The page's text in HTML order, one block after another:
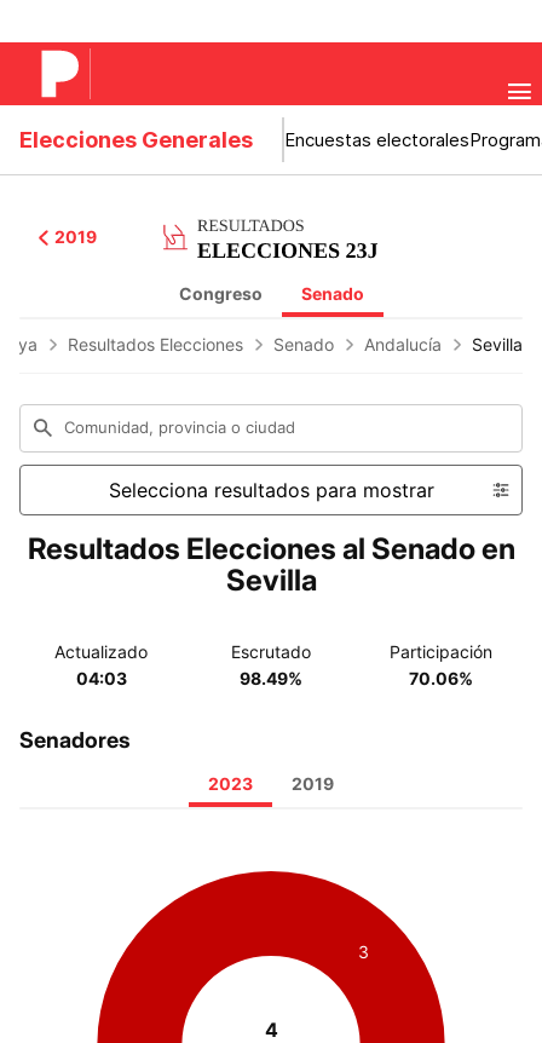
Elecciones Generales Encuestas electorales
2019
Congreso Senado
Resultados Elecciones Senado Andalucía Sevilla
Comunidad, provincia o ciudad
Selecciona resultados para mostrar
Resultados Elecciones al Senado en
Sevilla
Actualizado
04:03
Escrutado
98.49%
Participación
70.06%
Senadores
2023 2019
4
3